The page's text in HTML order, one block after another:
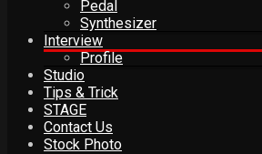
Pedal
Synthesizer
Interview
Profile
Studio
Tips & Trick
STAGE
Contact Us
Stock Photo